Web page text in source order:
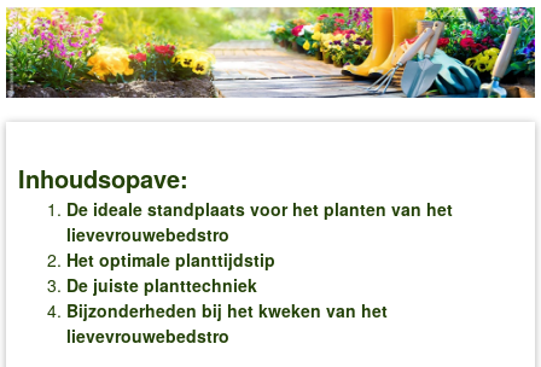
Inhoudsopave:
De ideale standplaats voor het planten van het
lievevrouwebedstro
Het optimale planttijdstip
De juiste planttechniek
Bijzonderheden bij het kweken van het
lievevrouwebedstro